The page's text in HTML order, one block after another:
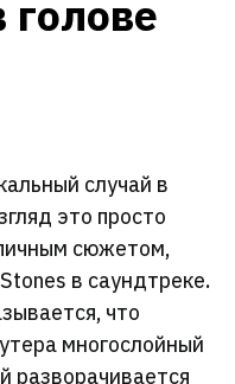
голове
случай в
это просто
сюжетом,
в саундтреке.
что
многослойный
разворачивается